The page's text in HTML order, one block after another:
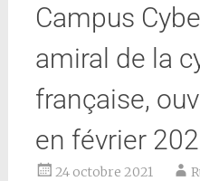
Campus
amiral de la
française,
en février
24 octobre 2021